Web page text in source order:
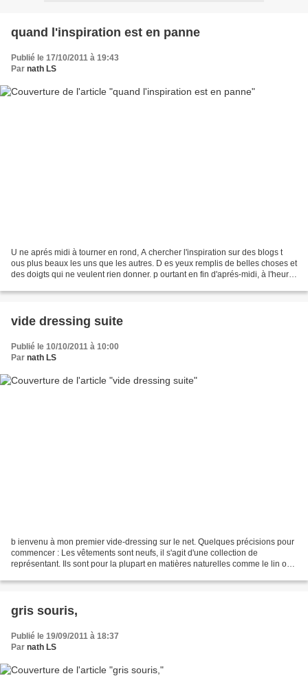
quand l'inspiration est en panne
Publié le 17/10/2011 à 19:43
Par nath LS
U ne aprés midi à tourner en rond, A chercher l'inspiration sur des blogs t
ous plus beaux les uns que les autres. D es yeux remplis de belles choses et
des doigts qui ne veulent rien donner. p ourtant en fin d'aprés-midi, à l'heure
vide dressing suite
Publié le 10/10/2011 à 10:00
Par nath LS
b ienvenu à mon premier vide-dressing sur le net. Quelques précisions pour
commencer : Les vêtements sont neufs, il s'agit d'une collection de
représentant. Ils sont pour la plupart en matières naturelles comme le lin ou
gris souris,
Publié le 19/09/2011 à 18:37
Par nath LS